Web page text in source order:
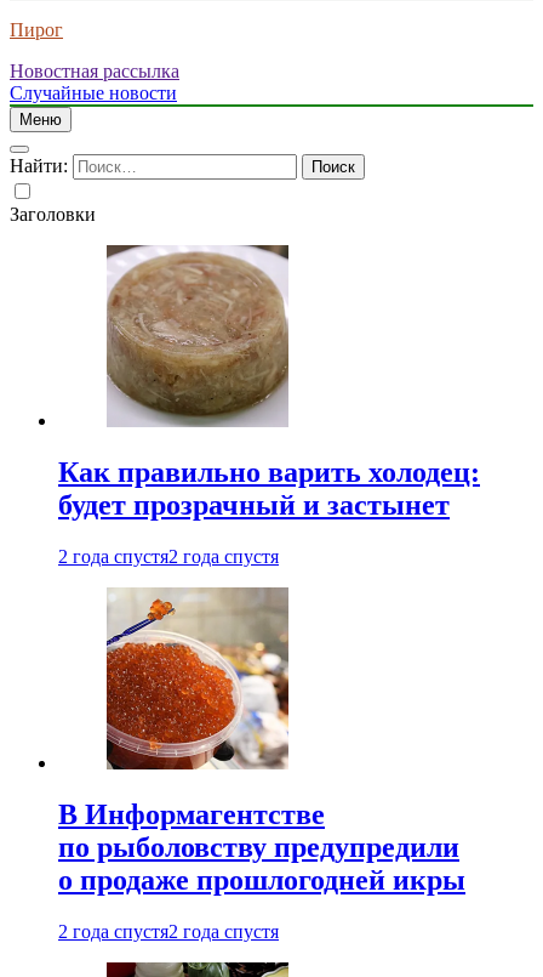
Пирог
Новостная рассылка
Случайные новости
Меню
Найти:
Заголовки
Как правильно варить холодец:
будет прозрачный и застынет
2 года спустя2 года спустя
В Информагентстве
по рыболовству предупредили
о продаже прошлогодней икры
2 года спустя2 года спустя